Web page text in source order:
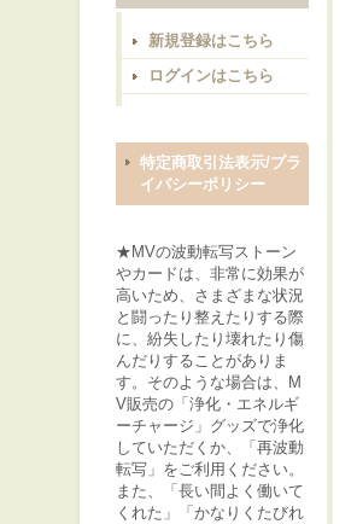
新規登録はこちら
ログインはこちら
特定商取引法表示/プラ
イバシーポリシー
★MVの波動転写ストーン
やカードは、非常に効果が
高いため、さまざまな状況
と闘ったり整えたりする際
に、紛失したり壊れたり傷
んだりすることがありま
す。そのような場合は、M
V販売の「浄化・エネルギ
ーチャージ」グッズで浄化
していただくか、「再波動
転写」をご利用ください。
また、「長い間よく働いて
くれた」「かなりくたびれ